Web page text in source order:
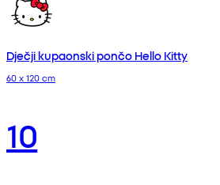
Dječji kupaonski pončo Hello Kitty
60 x 120 cm
10